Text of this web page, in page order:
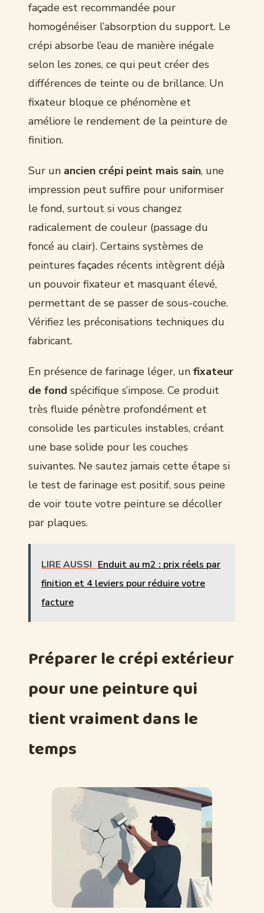
façade est recommandée pour
homogénéiser l’absorption du support. Le
crépi absorbe l’eau de manière inégale
selon les zones, ce qui peut créer des
différences de teinte ou de brillance. Un
fixateur bloque ce phénomène et
améliore le rendement de la peinture de
finition.
Sur un ancien crépi peint mais sain, une
impression peut suffire pour uniformiser
le fond, surtout si vous changez
radicalement de couleur (passage du
foncé au clair). Certains systèmes de
peintures façades récents intègrent déjà
un pouvoir fixateur et masquant élevé,
permettant de se passer de sous-couche.
Vérifiez les préconisations techniques du
fabricant.
En présence de farinage léger, un fixateur
de fond spécifique s’impose. Ce produit
très fluide pénètre profondément et
consolide les particules instables, créant
une base solide pour les couches
suivantes. Ne sautez jamais cette étape si
le test de farinage est positif, sous peine
de voir toute votre peinture se décoller
par plaques.
LIRE AUSSI Enduit au m2 : prix réels par
finition et 4 leviers pour réduire votre
facture
Préparer le crépi extérieur
pour une peinture qui
tient vraiment dans le
temps